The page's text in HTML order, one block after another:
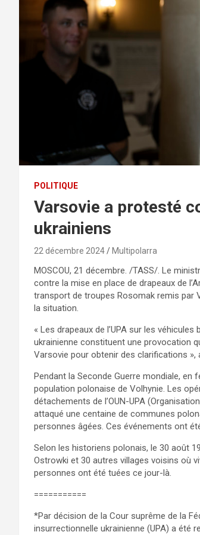
POLITIQUE
Varsovie a protesté
ukrainiens
22 décembre 2024 Multipolarra
MOSCOU, 21 décembre. /TASS/. Le
contre la mise en place de drapeaux de
transport de troupes Rosomak remis par
la situation.
« Les drapeaux de l’UPA sur les
ukrainienne constituent une provocation
Varsovie pour obtenir des clarifications »,
Pendant la Seconde Guerre mondiale,
population polonaise de Volhynie. Les
détachements de l’OUN-UPA
attaqué une centaine de communes
personnes âgées. Ces événements ont
Selon les historiens polonais, le 30 août
Ostrowki et 30 autres villages voisins où
personnes ont été tuées ce jour-là.
===========
*Par décision de la Cour suprême de la
insurrectionnelle ukrainienne (UPA) a été